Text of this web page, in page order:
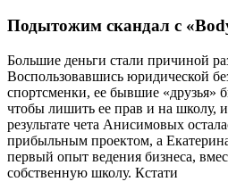
Подытожим скандал с
Большие деньги стали причиной
Воспользовавшись юридической
спортсменки, ее бывшие «друзья»
чтобы лишить ее прав и на школу,
результате чета Анисимовых
прибыльным проектом, а
первый опыт ведения бизнеса,
собственную школу. Кстати